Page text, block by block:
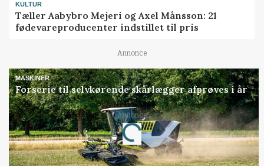
KULTUR
Tæller Aabybro Mejeri og Axel Månsson: 21
fødevareproducenter indstillet til pris
Annonce
MASKINER
Forserie til selvkørende skårlægger afprøves i år
Annonce
Loading...